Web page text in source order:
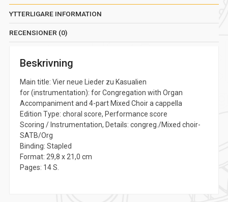
YTTERLIGARE INFORMATION
RECENSIONER (0)
Beskrivning
Main title: Vier neue Lieder zu Kasualien
for (instrumentation): for Congregation with Organ
Accompaniment and 4-part Mixed Choir a cappella
Edition Type: choral score, Performance score
Scoring / Instrumentation, Details: congreg./Mixed choir-
SATB/Org
Binding: Stapled
Format: 29,8 x 21,0 cm
Pages: 14 S.